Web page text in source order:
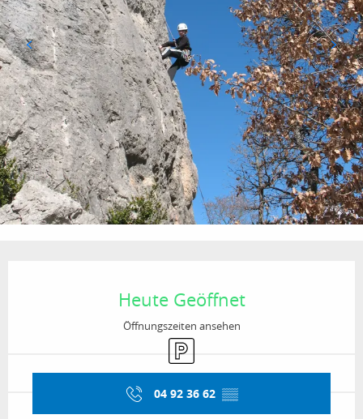
Heute Geöffnet
Öffnungszeiten ansehen
Parkplatz
04 92 36 62 ▒▒